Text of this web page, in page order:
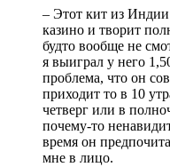
– Этот кит из
казино и творит
будто вообще не
я выиграл у него
проблема, что он
приходит то в 10
четверг или в
почему-то
время он
мне в лицо.